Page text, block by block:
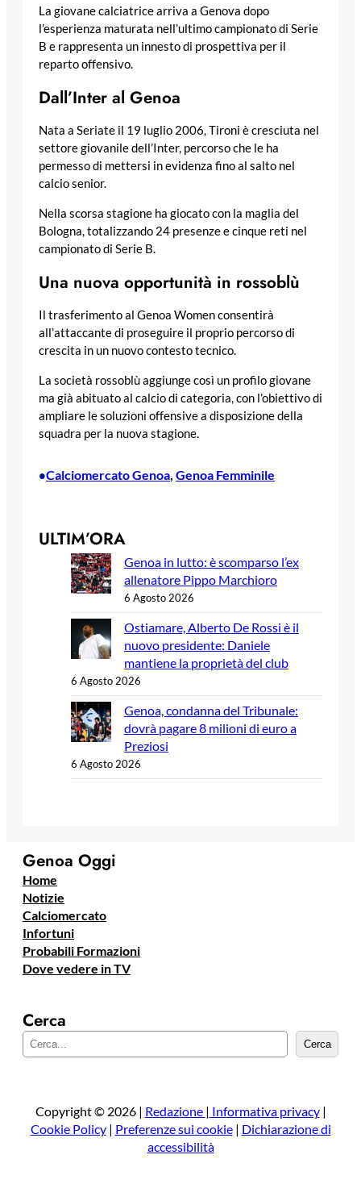
La giovane calciatrice arriva a Genova dopo
l’esperienza maturata nell’ultimo campionato di Serie
B e rappresenta un innesto di prospettiva per il
reparto offensivo.
Dall’Inter al Genoa
Nata a Seriate il 19 luglio 2006, Tironi è cresciuta nel
settore giovanile dell’Inter, percorso che le ha
permesso di mettersi in evidenza fino al salto nel
calcio senior.
Nella scorsa stagione ha giocato con la maglia del
Bologna, totalizzando 24 presenze e cinque reti nel
campionato di Serie B.
Una nuova opportunità in rossoblù
Il trasferimento al Genoa Women consentirà
all’attaccante di proseguire il proprio percorso di
crescita in un nuovo contesto tecnico.
La società rossoblù aggiunge così un profilo giovane
ma già abituato al calcio di categoria, con l’obiettivo di
ampliare le soluzioni offensive a disposizione della
squadra per la nuova stagione.
•Calciomercato Genoa, Genoa Femminile
ULTIM’ORA
Genoa in lutto: è scomparso l’ex
allenatore Pippo Marchioro
6 Agosto 2026
Ostiamare, Alberto De Rossi è il
nuovo presidente: Daniele
mantiene la proprietà del club
6 Agosto 2026
Genoa, condanna del Tribunale:
dovrà pagare 8 milioni di euro a
Preziosi
6 Agosto 2026
Genoa Oggi
Home
Notizie
Calciomercato
Infortuni
Probabili Formazioni
Dove vedere in TV
Cerca
e
a
Cerca
Copyright © 2026 | Redazione | Informativa privacy|
Cookie Policy| Preferenze sui cookie| Dichiarazione di
accessibilità